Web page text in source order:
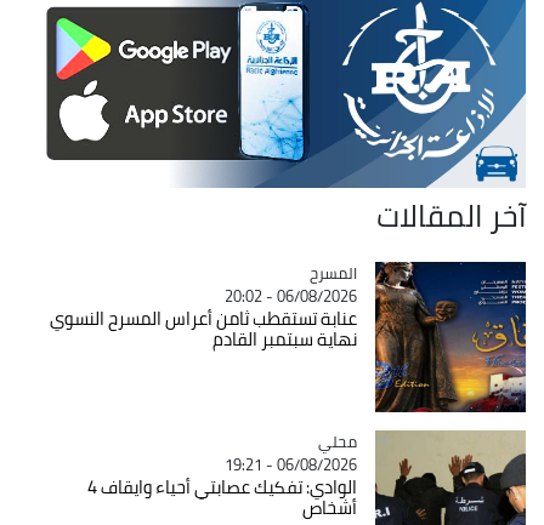
آخر المقالات
Catégorie
المسرح
06/08/2026 - 20:02
عنابة تستقطب ثامن أعراس المسرح النسوي
نهاية سبتمبر القادم
Catégorie
محلي
06/08/2026 - 19:21
الوادي: تفكيك عصابتي أحياء وايقاف 4
أشخاص